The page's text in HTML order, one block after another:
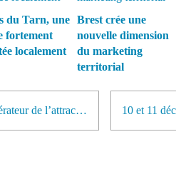
du Tarn, une
fortement
localement
Brest crée une
nouvelle dimension
du marketing
territorial
Euroméditerranée, un accélérateur de l’attractivité et du rayonnement de la métropole marseillaise